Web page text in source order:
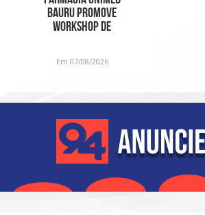
Bauru promove
Workshop de
Em 07/08/2026